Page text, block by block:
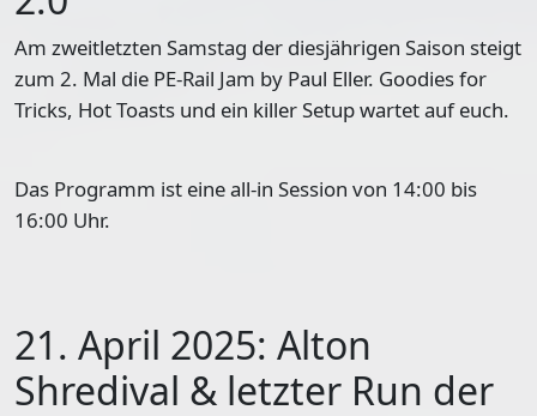
Am zweitletzten Samstag der diesjährigen Saison steigt
zum 2. Mal die PE-Rail Jam by Paul Eller. Goodies for
Tricks, Hot Toasts und ein killer Setup wartet auf euch.
Das Programm ist eine all-in Session von 14:00 bis
16:00 Uhr.
21. April 2025: Alton
Shredival & letzter Run der